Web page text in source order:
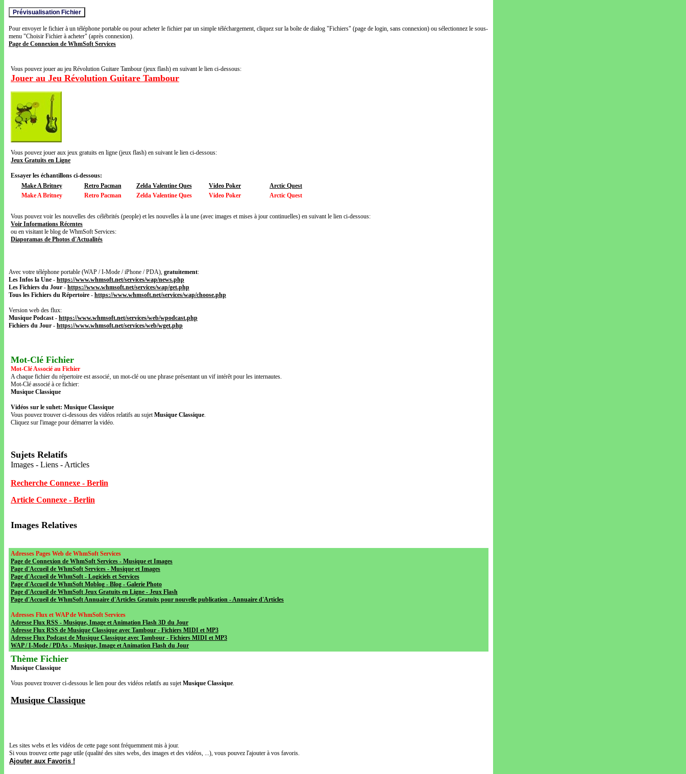
Pour envoyer le fichier à un téléphone portable ou pour acheter le fichier par un simple téléchargement, cliquez sur la boîte de dialog "Fichiers" (page de login, sans connexion) ou sélectionnez le sous-
menu "Choisir Fichier à acheter" (après connexion).
Page de Connexion de WhmSoft Services
Vous pouvez jouer au jeu Révolution Guitare Tambour (jeux flash) en suivant le lien ci-dessous:
Jouer au Jeu Révolution Guitare Tambour
Vous pouvez jouer aux jeux gratuits en ligne (jeux flash) en suivant le lien ci-dessous:
Jeux Gratuits en Ligne
Essayer les échantillons ci-dessous:
Make A Britney
Retro Pacman Zelda Valentine Ques Video Poker
Arctic Quest
Make A Britney
Retro Pacman Zelda Valentine Ques Video Poker Arctic Quest
Vous pouvez voir les nouvelles des célébrités (people) et les nouvelles à la une (avec images et mises à jour continuelles) en suivant le lien ci-dessous:
Voir Informations Récentes
ou en visitant le blog de WhmSoft Services:
Diaporamas de Photos d'Actualités
Avec votre téléphone portable (WAP / I-Mode / iPhone / PDA), gratuitement:
Les Infos la Une - https://www.whmsoft.net/services/wap/news.php
Les Fichiers du Jour - https://www.whmsoft.net/services/wap/get.php
Tous les Fichiers du Répertoire - https://www.whmsoft.net/services/wap/choose.php
Version web des flux:
Musique Podcast - https://www.whmsoft.net/services/web/wpodcast.php
Fichiers du Jour - https://www.whmsoft.net/services/web/wget.php
Mot-Clé Fichier
Mot-Clé Associé au Fichier
A chaque fichier du répertoire est associé‚ un mot-clé ou une phrase présentant un vif intérêt pour les internautes.
Mot-Clé associé à ce fichier:
Musique Classique
Vidéos sur le suhet: Musique Classique
Vous pouvez trouver ci-dessous des vidéos relatifs au sujetMusique Classique.
Cliquez sur l'image pour démarrer la vidéo.
Sujets Relatifs
Images - Liens - Articles
Recherche Connexe - Berlin
Article Connexe - Berlin
Images Relatives
Adresses Pages Web de WhmSoft Services
Page de Connexion de WhmSoft Services - Musique et Images
Page d'Accueil de WhmSoft Services - Musique et Images
Page d'Accueil de WhmSoft - Logiciels et Services
Page d'Accueil de WhmSoft Moblog - Blog - Galerie Photo
Page d'Accueil de WhmSoft Jeux Gratuits en Ligne - Jeux Flash
Page d'Accueil de WhmSoft Annuaire d'Articles Gratuits pour nouvelle publication - Annuaire d'Articles
Adresses Flux et WAP de WhmSoft Services
Adresse Flux RSS - Musique, Image et Animation Flash 3D du Jour
Adresse Flux RSS de Musique Classique avec Tambour - Fichiers MIDI et MP3
Adresse Flux Podcast de Musique Classique avec Tambour - Fichiers MIDI et MP3
WAP / I-Mode / PDAs - Musique, Image et Animation Flash du Jour
Thème Fichier
Musique Classique
Vous pouvez trouver ci-dessous le lien pour des vidéos relatifs au sujetMusique Classique.
Musique Classique
Les sites webs et les vidéos de cette page sont fréquemment mis à jour.
Si vous trouvez cette page utile (qualité des sites webs, des images et des vidéos, ...), vous pouvez l'ajouter à vos favoris.
Ajouter aux Favoris !